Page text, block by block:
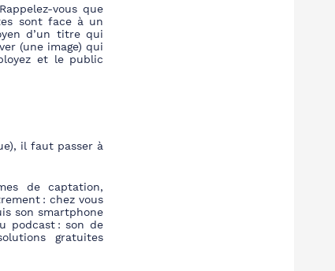
vous que
sont face à un
d’un titre qui
(une image) qui
et le public
il faut passer à
de captation,
: chez vous
son smartphone
podcast : son de
gratuites